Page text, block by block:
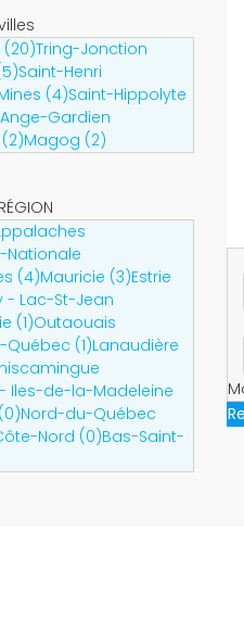
(20)Tring-Jonction
Saint-Henri
(4)Saint-Hippolyte
Gardien
Magog (2)
Nationale
(4)Mauricie (3)Estrie
- Lac-St-Jean
(1)Outaouais
(1)Lanaudière
Iles-de-la-Madeleine
Nord-du-Québec
Nord (0)Bas-Saint-